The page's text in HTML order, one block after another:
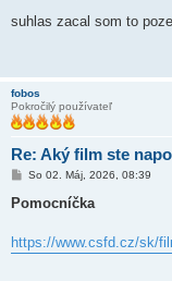
í
k
suhlas zacal som to
fobos
Pokročilý používateľ
Re: Aký film ste
P
í
e
v
So 02. Máj, 2026, 08:39
Pomocníčka
https://www.csfd.cz/sk/